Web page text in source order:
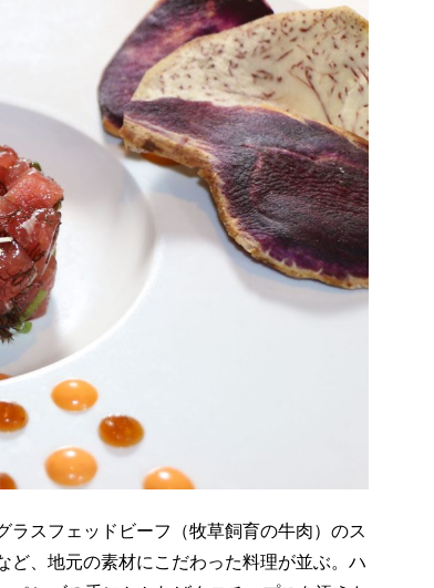
ラスフェッドビーフ（牧草飼育の牛肉）のス
ど、地元の素材にこだわった料理が並ぶ。ハ